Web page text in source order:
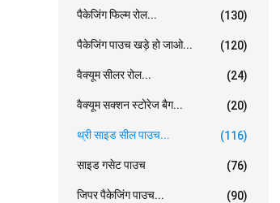
पैकेजिंग फिल्म रोल... (130)
पैकेजिंग पाउच खड़े हो जाओ... (120)
वैक्यूम सीलर रोल... (24)
वैक्यूम सक्शन स्टोरेज बैग... (20)
थ्री साइड सील पाउच... (116)
साइड गसेट पाउच (76)
जिपर पैकेजिंग पाउच... (90)